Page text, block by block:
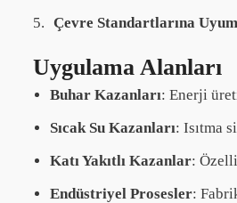
Çevre Standartlarına Uyum
Uygulama Alanları
Buhar Kazanları: Enerji
Sıcak Su Kazanları: Isıtma
Katı Yakıtlı Kazanlar:
Endüstriyel Prosesler: